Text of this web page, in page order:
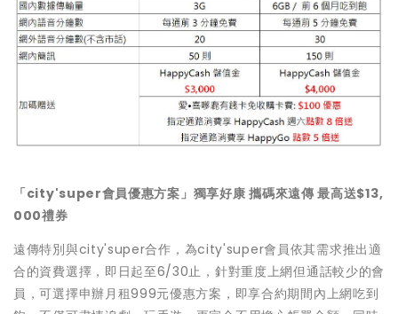
「city'super會員優惠方案」獨享好康 攜碼來遠傳 最高送$13,
000禮券
遠傳特別與city'super合作，為city'super會員依其需求推出適
合的資費選擇，即日起至6/30止，針對重度上網但通話較少的會
員，可選擇申辦月租999元優惠方案，即享合約期間內上網吃到